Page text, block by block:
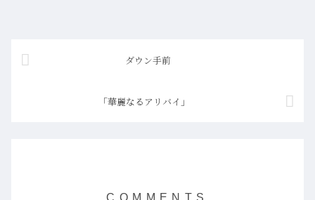
ダウン手前
「華麗なるアリバイ」